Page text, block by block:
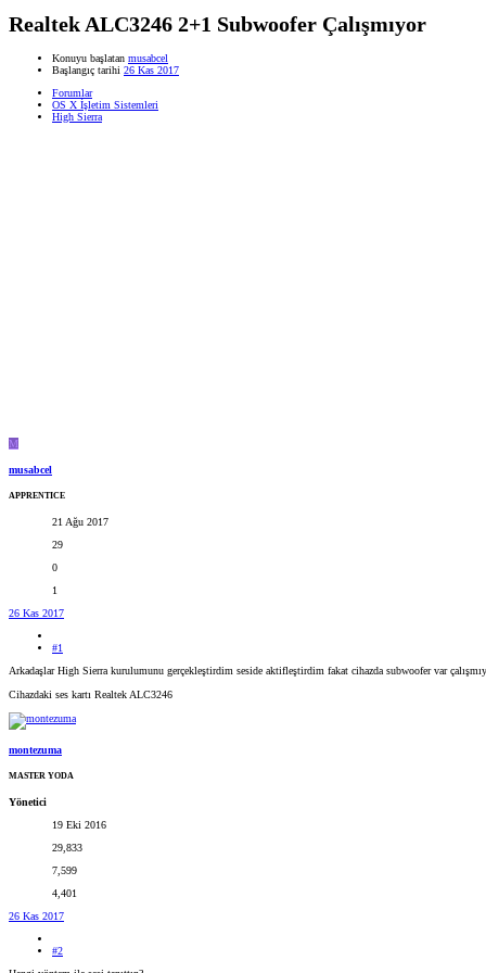
Realtek ALC3246 2+1 Subwoofer Çalışmıyor
Konuyu başlatan musabcel
Başlangıç tarihi 26 Kas 2017
Forumlar
OS X İşletim Sistemleri
High Sierra
M
musabcel
APPRENTICE
21 Ağu 2017
29
0
1
26 Kas 2017
#1
Arkadaşlar High Sierra kurulumunu gerçekleştirdim seside aktifleştirdim fakat cihazda subwoofer var
Cihazdaki ses kartı Realtek ALC3246
montezuma
MASTER YODA
Yönetici
19 Eki 2016
29,833
7,599
4,401
26 Kas 2017
#2